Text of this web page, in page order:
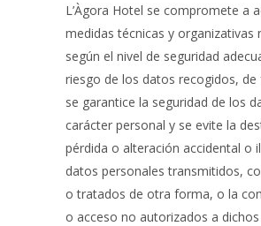
L’Àgora Hotel se compromete a
medidas técnicas y organizativas
según el nivel de seguridad
riesgo de los datos recogidos,
se garantice la seguridad de los
carácter personal y se evite la
pérdida o alteración accidental o
datos personales transmitidos,
o tratados de otra forma, o la
o acceso no autorizados a